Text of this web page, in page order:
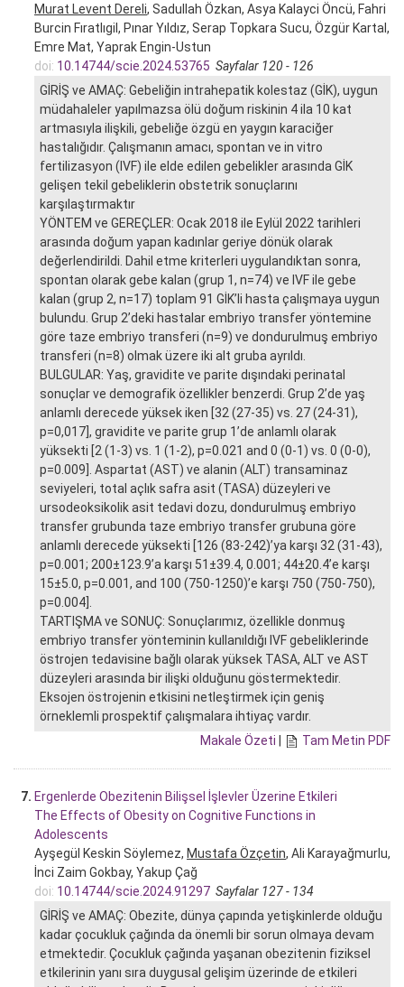
Murat Levent Dereli, Sadullah Özkan, Asya Kalayci Öncü, Fahri
Burcin Fıratlıgil, Pınar Yıldız, Serap Topkara Sucu, Özgür Kartal,
Emre Mat, Yaprak Engin-Ustun
doi: 10.14744/scie.2024.53765 Sayfalar 120 - 126
GİRİŞ ve AMAÇ: Gebeliğin intrahepatik kolestaz (GİK), uygun
müdahaleler yapılmazsa ölü doğum riskinin 4 ila 10 kat
artmasıyla ilişkili, gebeliğe özgü en yaygın karaciğer
hastalığıdır. Çalışmanın amacı, spontan ve in vitro
fertilizasyon (IVF) ile elde edilen gebelikler arasında GİK
gelişen tekil gebeliklerin obstetrik sonuçlarını
karşılaştırmaktır
YÖNTEM ve GEREÇLER: Ocak 2018 ile Eylül 2022 tarihleri
arasında doğum yapan kadınlar geriye dönük olarak
değerlendirildi. Dahil etme kriterleri uygulandıktan sonra,
spontan olarak gebe kalan (grup 1, n=74) ve IVF ile gebe
kalan (grup 2, n=17) toplam 91 GİK’li hasta çalışmaya uygun
bulundu. Grup 2’deki hastalar embriyo transfer yöntemine
göre taze embriyo transferi (n=9) ve dondurulmuş embriyo
transferi (n=8) olmak üzere iki alt gruba ayrıldı.
BULGULAR: Yaş, gravidite ve parite dışındaki perinatal
sonuçlar ve demografik özellikler benzerdi. Grup 2’de yaş
anlamlı derecede yüksek iken [32 (27-35) vs. 27 (24-31),
p=0,017], gravidite ve parite grup 1’de anlamlı olarak
yüksekti [2 (1-3) vs. 1 (1-2), p=0.021 and 0 (0-1) vs. 0 (0-0),
p=0.009]. Aspartat (AST) ve alanin (ALT) transaminaz
seviyeleri, total açlık safra asit (TASA) düzeyleri ve
ursodeoksikolik asit tedavi dozu, dondurulmuş embriyo
transfer grubunda taze embriyo transfer grubuna göre
anlamlı derecede yüksekti [126 (83-242)’ya karşı 32 (31-43),
p=0.001; 200±123.9’a karşı 51±39.4, 0.001; 44±20.4’e karşı
15±5.0, p=0.001, and 100 (750-1250)’e karşı 750 (750-750),
p=0.004].
TARTIŞMA ve SONUÇ: Sonuçlarımız, özellikle donmuş
embriyo transfer yönteminin kullanıldığı IVF gebeliklerinde
östrojen tedavisine bağlı olarak yüksek TASA, ALT ve AST
düzeyleri arasında bir ilişki olduğunu göstermektedir.
Eksojen östrojenin etkisini netleştirmek için geniş
örneklemli prospektif çalışmalara ihtiyaç vardır.
Makale Özeti | Tam Metin PDF
7. Ergenlerde Obezitenin Bilişsel İşlevler Üzerine Etkileri
The Effects of Obesity on Cognitive Functions in
Adolescents
Ayşegül Keskin Söylemez, Mustafa Özçetin, Ali Karayağmurlu,
İnci Zaim Gokbay, Yakup Çağ
doi: 10.14744/scie.2024.91297 Sayfalar 127 - 134
GİRİŞ ve AMAÇ: Obezite, dünya çapında yetişkinlerde olduğu
kadar çocukluk çağında da önemli bir sorun olmaya devam
etmektedir. Çocukluk çağında yaşanan obezitenin fiziksel
etkilerinin yanı sıra duygusal gelişim üzerinde de etkileri